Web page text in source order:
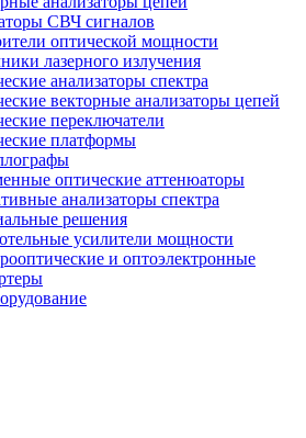
СВЧ сигналов
оптической мощности
лазерного излучения
анализаторы спектра
векторные анализаторы цепей
переключатели
платформы
оптические аттенюаторы
анализаторы спектра
решения
усилители мощности
и оптоэлектронные